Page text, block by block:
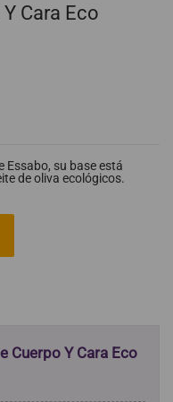
Cara Eco
Essabo, su base está
de oliva ecológicos.
Cuerpo Y Cara Eco